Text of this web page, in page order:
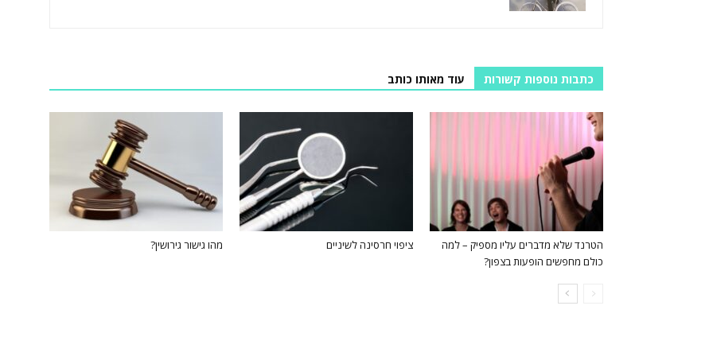
כתבות נוספות קשורות עוד מאותו כותב
הטרנד שלא מדברים עליו מספיק – למה
כולם מחפשים הופעות בצפון?
ציפוי חרסינה לשיניים מהו גישור גירושין?